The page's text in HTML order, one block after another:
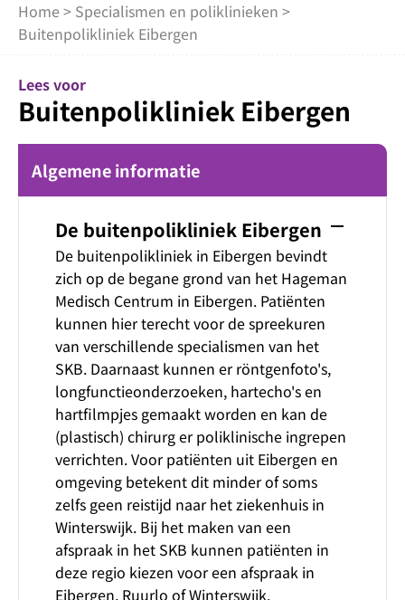
Home > Specialismen en poliklinieken >
Buitenpolikliniek Eibergen
Lees voor
Buitenpolikliniek Eibergen
Algemene informatie
De buitenpolikliniek Eibergen remove
De buitenpolikliniek in Eibergen bevindt
zich op de begane grond van het Hageman
Medisch Centrum in Eibergen. Patiënten
kunnen hier terecht voor de spreekuren
van verschillende specialismen van het
SKB. Daarnaast kunnen er röntgenfoto's,
longfunctieonderzoeken, hartecho's en
hartfilmpjes gemaakt worden en kan de
(plastisch) chirurg er poliklinische ingrepen
verrichten. Voor patiënten uit Eibergen en
omgeving betekent dit minder of soms
zelfs geen reistijd naar het ziekenhuis in
Winterswijk. Bij het maken van een
afspraak in het SKB kunnen patiënten in
deze regio kiezen voor een afspraak in
Eibergen, Ruurlo of Winterswijk.